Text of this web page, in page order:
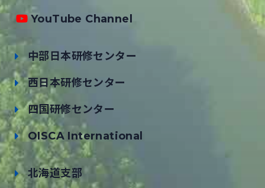
YouTube Channel
中部日本研修センター
西日本研修センター
四国研修センター
OISCA International
北海道支部